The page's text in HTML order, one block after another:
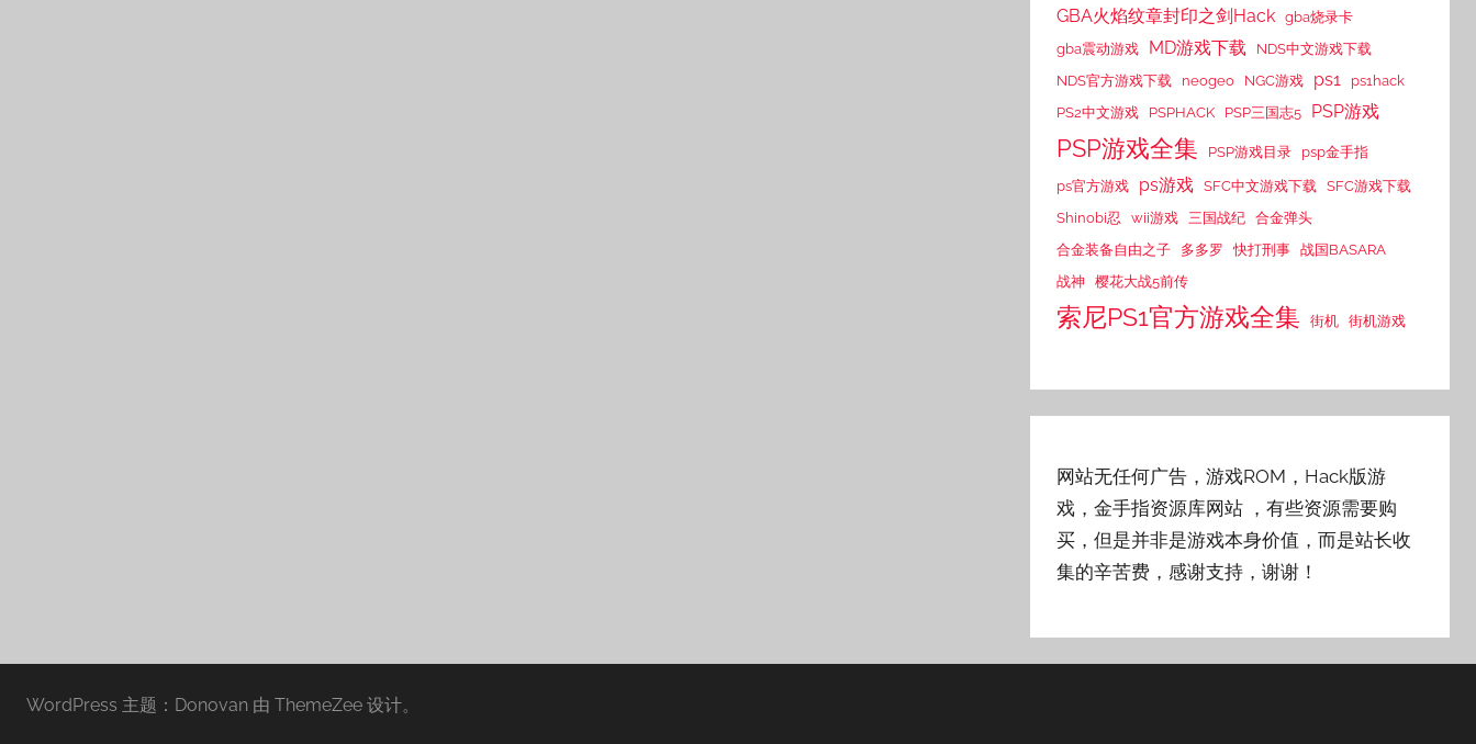
GBA火焰纹章封印之剑Hack gba烧录卡
gba震动游戏
MD游戏下载
NDS中文游戏下载
NDS官方游戏下载
neogeo NGC游戏 ps1
ps1hack
PS2中文游戏
PSPHACK PSP三国志5 PSP游戏
PSP游戏全集 PSP游戏目录
psp金手指
ps官方游戏
ps游戏 SFC中文游戏下载 SFC游戏下载
Shinobi忍
wii游戏 三国战纪 合金弹头
合金装备自由之子
多多罗 快打刑事 战国BASARA
战神
樱花大战5前传
索尼PS1官方游戏全集 街机 街机游戏
网站无任何广告，游戏ROM，Hack版游
戏，金手指资源库网站 ，有些资源需要购
买，但是并非是游戏本身价值，而是站长收
集的辛苦费，感谢支持，谢谢！
WordPress 主题：Donovan 由 ThemeZee 设计。